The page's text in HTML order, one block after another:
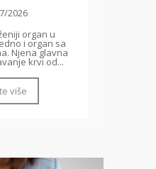
2026
organ u
i organ sa
Njena glavna
krvi od...
više